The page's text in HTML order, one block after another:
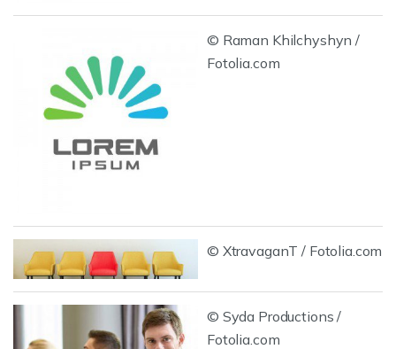
© Raman Khilchyshyn /
Fotolia.com
© XtravaganT / Fotolia.com
© Syda Productions /
Fotolia.com